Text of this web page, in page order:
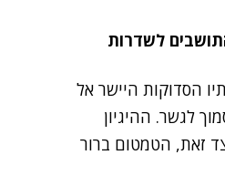
הסדוקות היישר אל
לגשר. ההיגיון
זאת, הטמטום ברור